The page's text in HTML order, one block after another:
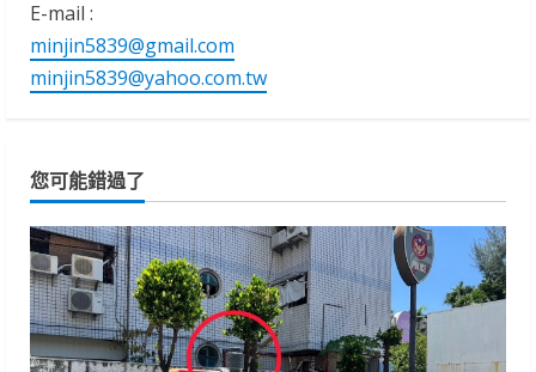
E-mail :
minjin5839@gmail.com
minjin5839@yahoo.com.tw
您可能錯過了